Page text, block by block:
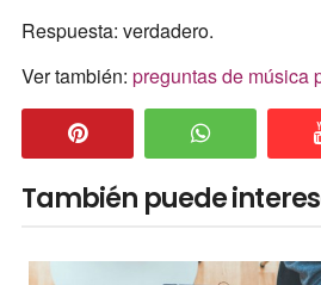
Respuesta: verdadero.
Ver también: preguntas de música
También puede